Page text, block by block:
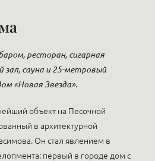
ресторан, сигарная
сауна и 25-метровый
«Новая Звезда».
объект на Песочной
в архитектурной
Он стал явлением в
первый в городе дом с